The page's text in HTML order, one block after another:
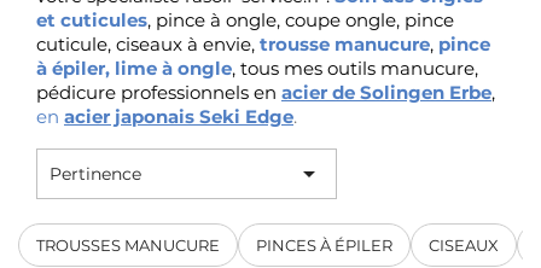
et cuticules, pince à ongle, coupe ongle, pince
cuticule, ciseaux à envie, trousse manucure, pince
à épiler, lime à ongle, tous mes outils manucure,
pédicure professionnels en acier de Solingen Erbe,
en acier japonais Seki Edge.
Pertinence 
TROUSSES MANUCURE PINCES À ÉPILER CISEAUX